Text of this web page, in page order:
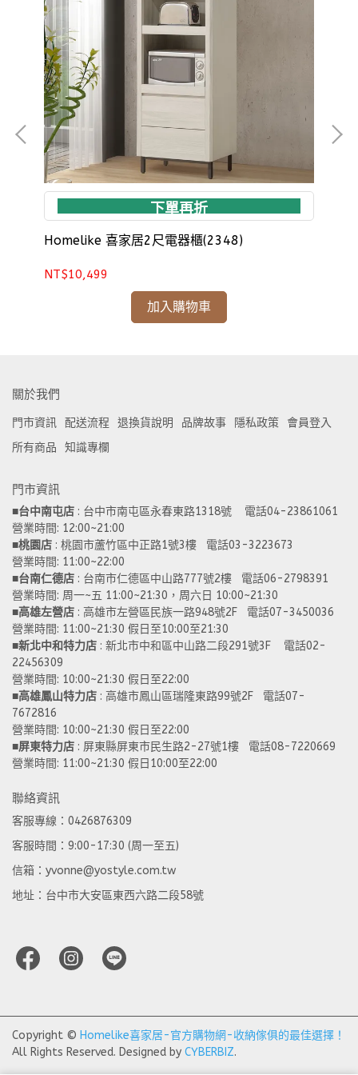
下單再折
Homelike 喜家居2尺電器櫃(2348)
NT$10,499
加入購物車
關於我們
門市資訊 配送流程 退換貨說明 品牌故事 隱私政策
會員登入
所有商品
知識專欄
門市資訊
■台中南屯店 : 台中市南屯區永春東路1318號    電話04-23861061
營業時間: 12:00~21:00
■桃園店 : 桃園市蘆竹區中正路1號3樓   電話03-3223673
營業時間: 11:00~22:00
■台南仁德店 : 台南市仁德區中山路777號2樓   電話06-2798391
營業時間: 周一~五 11:00~21:30，周六日 10:00~21:30
■高雄左營店 : 高雄市左營區民族一路948號2F   電話07-3450036
營業時間: 11:00~21:30 假日至10:00至21:30
■新北中和特力店 : 新北市中和區中山路二段291號3F    電話02-
22456309
營業時間: 10:00~21:30 假日至22:00
■高雄鳳山特力店 : 高雄市鳳山區瑞隆東路99號2F   電話07-
7672816
營業時間: 10:00~21:30 假日至22:00
■屏東特力店 : 屏東縣屏東市民生路2-27號1樓   電話08-7220669
營業時間: 11:00~21:30 假日10:00至22:00
聯絡資訊
客服專線：0426876309
客服時間：9:00-17:30 (周一至五)
信箱：yvonne@yostyle.com.tw
地址：台中市大安區東西六路二段58號
Copyright © Homelike喜家居-官方購物網-收納傢俱的最佳選擇！
All Rights Reserved. Designed by CYBERBIZ.